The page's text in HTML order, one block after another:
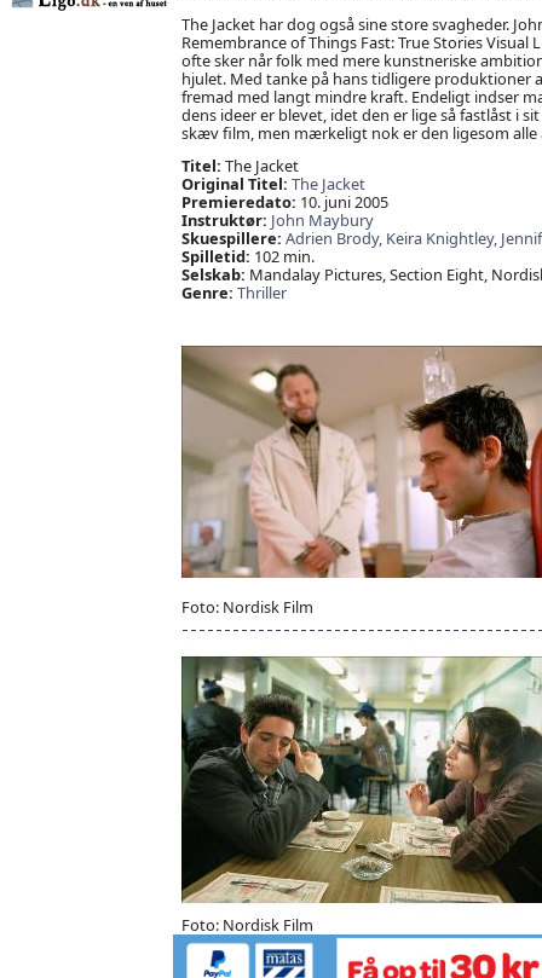
The Jacket har dog også sine store svagheder.
Remembrance of Things Fast: True Stories
ofte sker når folk med mere kunstneriske
hjulet. Med tanke på hans tidligere produktioner
fremad med langt mindre kraft. Endeligt indser
dens ideer er blevet, idet den er lige så fastlåst i
skæv film, men mærkeligt nok er den ligesom
Titel: The Jacket
Original Titel: The Jacket
Premieredato: 10. juni 2005
Instruktør: John Maybury
Skuespillere: Adrien Brody, Keira Knightley,
Spilletid: 102 min.
Selskab: Mandalay Pictures, Section Eight,
Genre: Thriller
Foto: Nordisk Film
Foto: Nordisk Film